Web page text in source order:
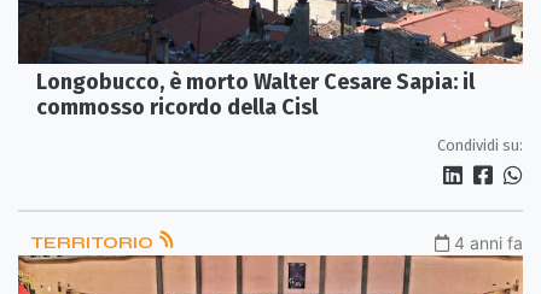
Longobucco, è morto Walter Cesare Sapia: il
commosso ricordo della Cisl
Condividi su:
TERRITORIO 4 anni fa